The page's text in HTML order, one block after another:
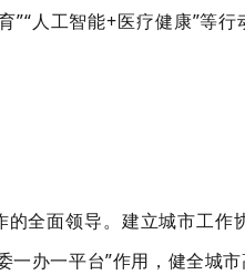
”“人工智能+医疗健康”等
的全面领导。建立城市工
一办一平台”作用，健全城